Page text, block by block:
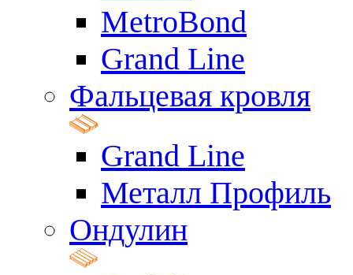
MetroBond
Grand Line
Фальцевая кровля
Grand Line
Металл Профиль
Ондулин